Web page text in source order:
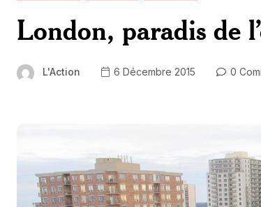
London, paradis de
L'Action 6 Décembre 2015 0